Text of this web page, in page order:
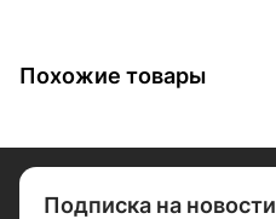
Похожие товары
Подписка на новости